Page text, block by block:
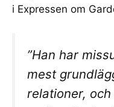
i Expressen om
”Han har
mest
relationer,